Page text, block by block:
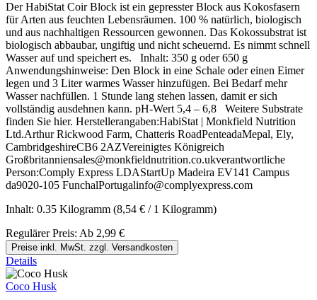
Der HabiStat Coir Block ist ein gepresster Block aus Kokosfasern
für Arten aus feuchten Lebensräumen. 100 % natürlich, biologisch
und aus nachhaltigen Ressourcen gewonnen. Das Kokossubstrat ist
biologisch abbaubar, ungiftig und nicht scheuernd. Es nimmt schnell
Wasser auf und speichert es. Inhalt: 350 g oder 650 g
Anwendungshinweise: Den Block in eine Schale oder einen Eimer
legen und 3 Liter warmes Wasser hinzufügen. Bei Bedarf mehr
Wasser nachfüllen. 1 Stunde lang stehen lassen, damit er sich
vollständig ausdehnen kann. pH-Wert 5,4 – 6,8 Weitere Substrate
finden Sie hier. Herstellerangaben:HabiStat | Monkfield Nutrition
Ltd.Arthur Rickwood Farm, Chatteris RoadPenteadaMepal, Ely,
CambridgeshireCB6 2AZVereinigtes Königreich
Großbritanniensales@monkfieldnutrition.co.ukverantwortliche
Person:Comply Express LDAStartUp Madeira EV141 Campus
da9020-105 FunchalPortugalinfo@complyexpress.com
Inhalt: 0.35 Kilogramm (8,54 € / 1 Kilogramm)
Regulärer Preis: Ab 2,99 €
Preise inkl. MwSt. zzgl. Versandkosten
Details
Coco Husk